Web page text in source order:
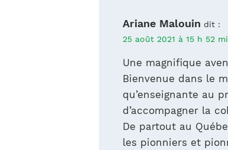
Ariane Malouin dit :
25 août 2021 à 15 h 52
Une magnifique
Bienvenue dans le
qu’enseignante au
d’accompagner la
De partout au
les pionniers et